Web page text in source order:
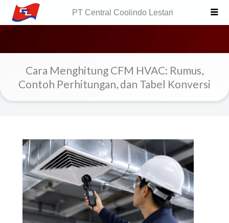
PT Central Coolindo Lestari
Cara Menghitung CFM HVAC: Rumus,
Contoh Perhitungan, dan Tabel Konversi